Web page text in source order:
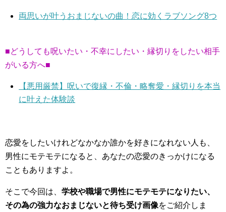
両思いが叶うおまじないの曲！恋に効くラブソング8つ
■どうしても呪いたい・不幸にしたい・縁切りをしたい相手
がいる方へ■
【悪用厳禁】呪いで復縁・不倫・略奪愛・縁切りを本当
に叶えた体験談
恋愛をしたいけれどなかなか誰かを好きになれない人も、
男性にモテモテになると、あなたの恋愛のきっかけになる
こともありますよ。
そこで今回は、 学校や職場で男性にモテモテになりたい、
その為の強力なおまじないと待ち受け画像をご紹介しま